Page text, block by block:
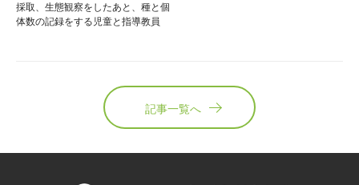
採取、生態観察をしたあと、種と個
体数の記録をする児童と指導教員
記事一覧へ